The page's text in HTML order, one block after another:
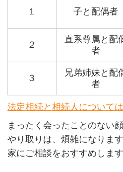
１ 子と配偶者
２
直系尊属と配
者
３
兄弟姉妹と配
者
法定相続と相続人について
まったく会ったことのない
やり取りは、煩雑になりま
家にご相談をおすすめします